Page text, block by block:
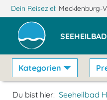
Dein Reiseziel: Mecklenburg-
Kategorien
Du bist hier: Seeheilbad